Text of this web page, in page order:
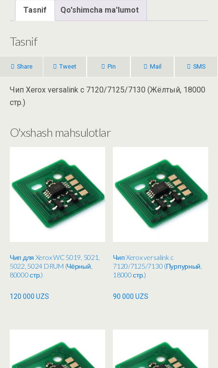
Tasnif Qo'shimcha ma'lumot
Tasnif
Share Tweet Pin Mail SMS
Чип Xerox versalink c 7120/7125/7130 (Жёлтый, 18000
стр.)
O'xshash mahsulotlar
Чип для Xerox WC 5019, 5021,
5022, 5024 DRUM (Чёрный,
80000 стр.)
120 000 UZS
Чип Xerox versalink c
7120/7125/7130 (Пурпурный,
18000 стр.)
90 000UZS